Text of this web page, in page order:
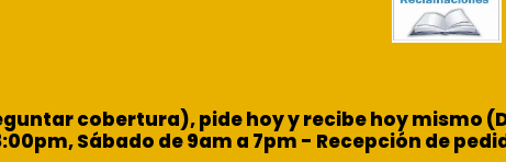
cobertura), pide hoy y recibe hoy mismo
Sábado de 9am a 7pm - Recepción de